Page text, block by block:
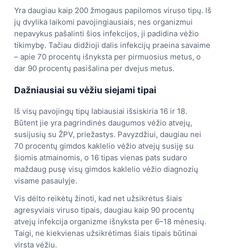
Yra daugiau kaip 200 žmogaus papilomos viruso tipų. Iš
jų dvylika laikomi pavojingiausiais, nes organizmui
nepavykus pašalinti šios infekcijos, ji padidina vėžio
tikimybę. Tačiau didžioji dalis infekcijų praeina savaime
– apie 70 procentų išnyksta per pirmuosius metus, o
dar 90 procentų pasišalina per dvejus metus.
Dažniausiai su vėžiu siejami tipai
Iš visų pavojingų tipų labiausiai išsiskiria 16 ir 18.
Būtent jie yra pagrindinės daugumos vėžio atvejų,
susijusių su ŽPV, priežastys. Pavyzdžiui, daugiau nei
70 procentų gimdos kaklelio vėžio atvejų susiję su
šiomis atmainomis, o 16 tipas vienas pats sudaro
maždaug pusę visų gimdos kaklelio vėžio diagnozių
visame pasaulyje.
Vis dėlto reikėtų žinoti, kad net užsikrėtus šiais
agresyviais viruso tipais, daugiau kaip 90 procentų
atvejų infekcija organizme išnyksta per 6–18 mėnesių.
Taigi, ne kiekvienas užsikrėtimas šiais tipais būtinai
virsta vėžiu.